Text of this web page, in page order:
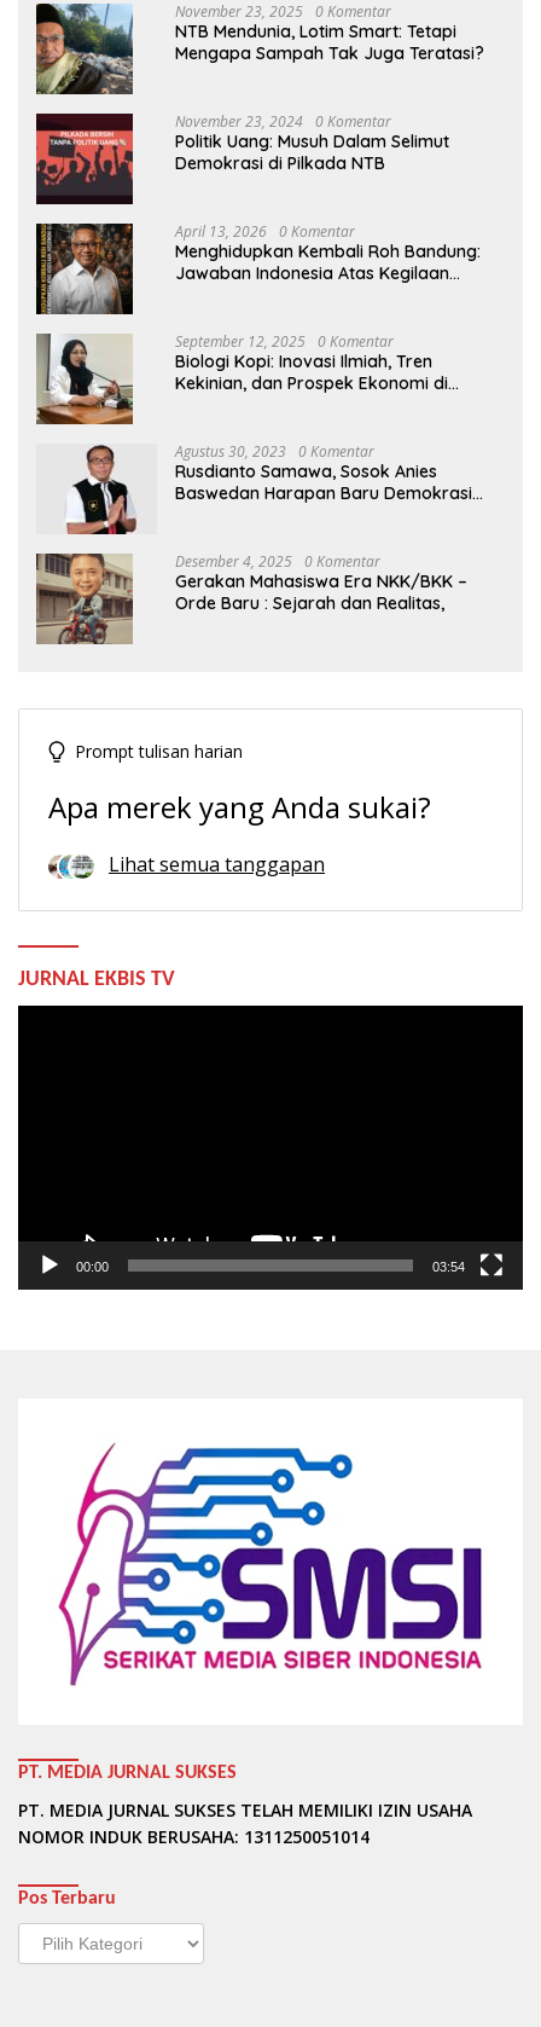
November 23, 2025 0 Komentar
NTB Mendunia, Lotim Smart: Tetapi
Mengapa Sampah Tak Juga Teratasi?
November 23, 2024 0 Komentar
Politik Uang: Musuh Dalam Selimut
Demokrasi di Pilkada NTB
April 13, 2026 0 Komentar
Menghidupkan Kembali Roh Bandung:
Jawaban Indonesia Atas Kegilaan
September 12, 2025 0 Komentar
Biologi Kopi: Inovasi Ilmiah, Tren
Kekinian, dan Prospek Ekonomi di
Agustus 30, 2023 0 Komentar
Rusdianto Samawa, Sosok Anies
Baswedan Harapan Baru Demokrasi
Desember 4, 2025 0 Komentar
Gerakan Mahasiswa Era NKK/BKK –
Orde Baru : Sejarah dan Realitas,
Prompt tulisan harian
Apa merek yang Anda sukai?
Lihat semua tanggapan
JURNAL EKBIS TV
00:00 03:54
PT. MEDIA JURNAL SUKSES
PT. MEDIA JURNAL SUKSES TELAH MEMILIKI IZIN USAHA
NOMOR INDUK BERUSAHA: 1311250051014
Pos Terbaru
Pos
Terbaru